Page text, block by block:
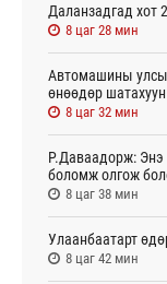
Даланзадгад хот
8 цаг 28 мин
Автомашины
өнөөдөр
8 цаг 32 мин
Р.Даваадорж:
боломж олгож
8 цаг 38 мин
Улаанбаатарт
8 цаг 42 мин